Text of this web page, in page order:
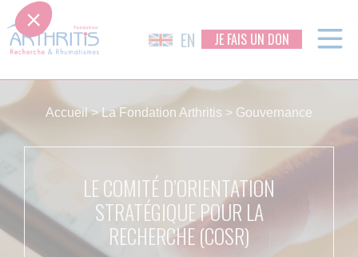
to
content
EN JE FAIS UN DON
Accueil>La Fondation Arthritis > Gouvernance
LE COMITÉ D’ORIENTATION
STRATÉGIQUE POUR LA
RECHERCHE (COSR)